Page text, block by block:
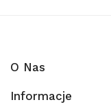
O Nas
Informacje